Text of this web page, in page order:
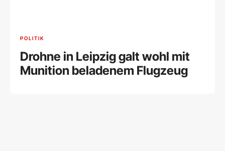
POLITIK
Drohne in Leipzig galt wohl mit
Munition beladenem Flugzeug